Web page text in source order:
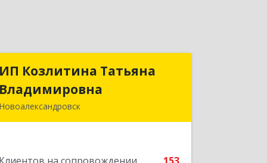
ИП Козлитина Татьяна
Владимировна
Новоалександровск
ИП Козлитина Татьяна
Владимировна